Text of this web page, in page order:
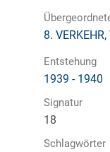
8. VERKEHR,
Entstehung
1939 - 1940
Signatur
18
Schlagwörter